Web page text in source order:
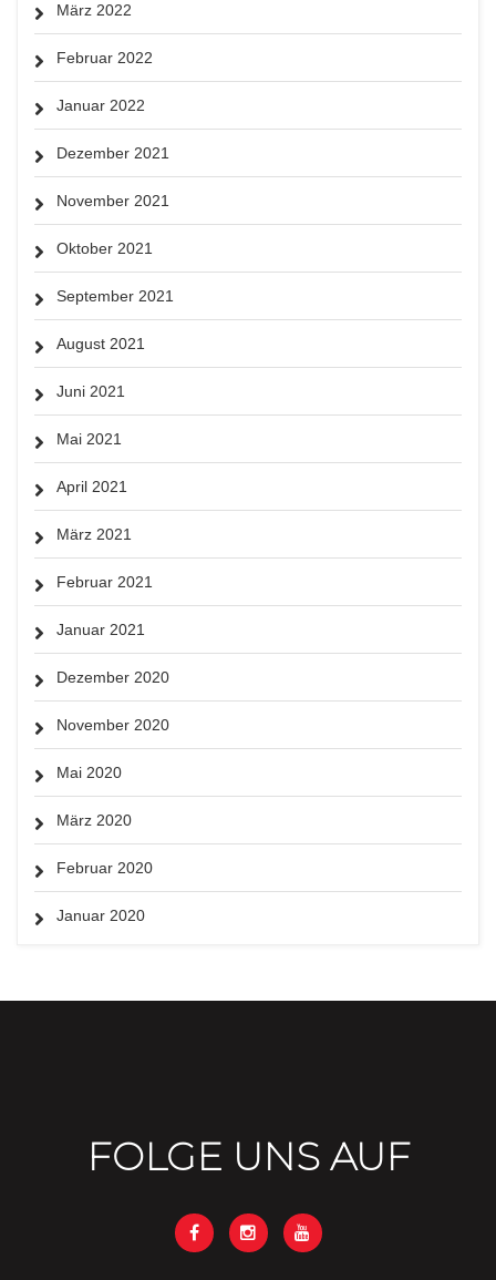
März 2022
Februar 2022
Januar 2022
Dezember 2021
November 2021
Oktober 2021
September 2021
August 2021
Juni 2021
Mai 2021
April 2021
März 2021
Februar 2021
Januar 2021
Dezember 2020
November 2020
Mai 2020
März 2020
Februar 2020
Januar 2020
FOLGE UNS AUF